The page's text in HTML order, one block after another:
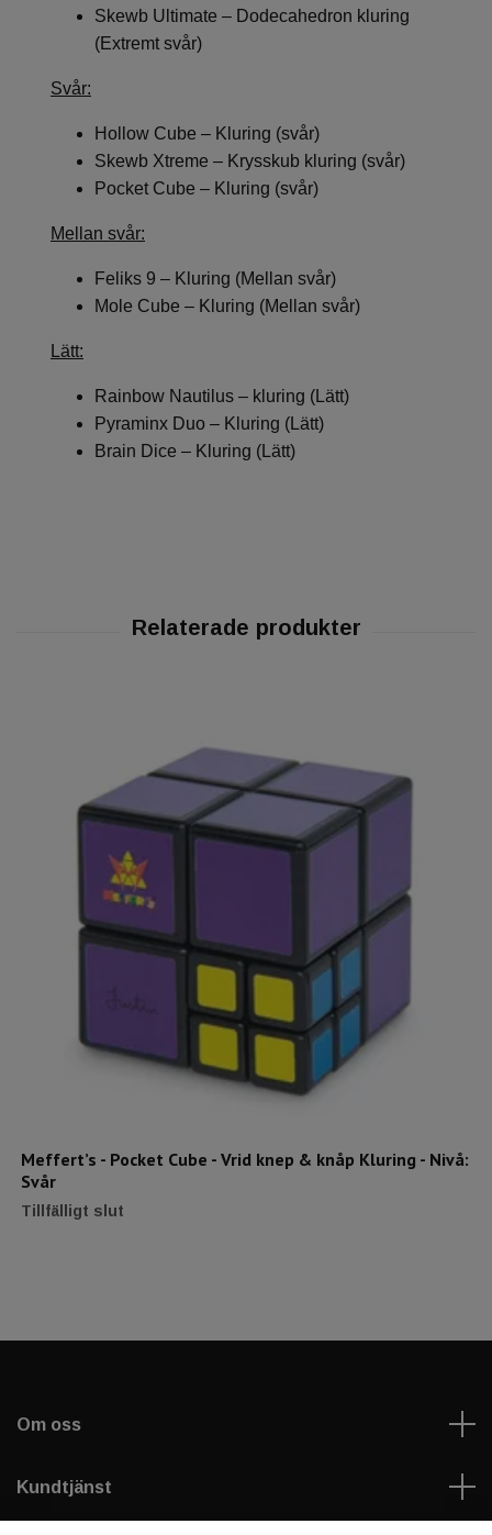
Skewb Ultimate – Dodecahedron kluring
(Extremt svår)
Svår:
Hollow Cube – Kluring (svår)
Skewb Xtreme – Krysskub kluring (svår)
Pocket Cube – Kluring (svår)
Mellan svår:
Feliks 9 – Kluring (Mellan svår)
Mole Cube – Kluring (Mellan svår)
Lätt:
Rainbow Nautilus – kluring (Lätt)
Pyraminx Duo – Kluring (Lätt)
Brain Dice – Kluring (Lätt)
Meffert’s - Pocket Cube - Vrid knep & knåp Kluring - Nivå:
Svår
Tillfälligt slut
Om oss
Kundtjänst